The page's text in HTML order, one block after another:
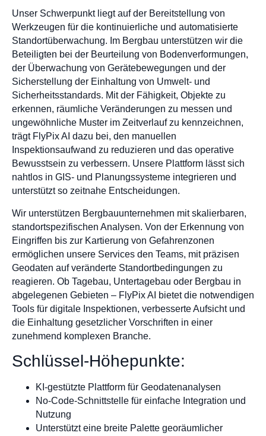
Unser Schwerpunkt liegt auf der Bereitstellung von
Werkzeugen für die kontinuierliche und automatisierte
Standortüberwachung. Im Bergbau unterstützen wir die
Beteiligten bei der Beurteilung von Bodenverformungen,
der Überwachung von Gerätebewegungen und der
Sicherstellung der Einhaltung von Umwelt- und
Sicherheitsstandards. Mit der Fähigkeit, Objekte zu
erkennen, räumliche Veränderungen zu messen und
ungewöhnliche Muster im Zeitverlauf zu kennzeichnen,
trägt FlyPix AI dazu bei, den manuellen
Inspektionsaufwand zu reduzieren und das operative
Bewusstsein zu verbessern. Unsere Plattform lässt sich
nahtlos in GIS- und Planungssysteme integrieren und
unterstützt so zeitnahe Entscheidungen.
Wir unterstützen Bergbauunternehmen mit skalierbaren,
standortspezifischen Analysen. Von der Erkennung von
Eingriffen bis zur Kartierung von Gefahrenzonen
ermöglichen unsere Services den Teams, mit präzisen
Geodaten auf veränderte Standortbedingungen zu
reagieren. Ob Tagebau, Untertagebau oder Bergbau in
abgelegenen Gebieten – FlyPix AI bietet die notwendigen
Tools für digitale Inspektionen, verbesserte Aufsicht und
die Einhaltung gesetzlicher Vorschriften in einer
zunehmend komplexen Branche.
Schlüssel-Höhepunkte:
KI-gestützte Plattform für Geodatenanalysen
No-Code-Schnittstelle für einfache Integration und
Nutzung
Unterstützt eine breite Palette georäumlicher